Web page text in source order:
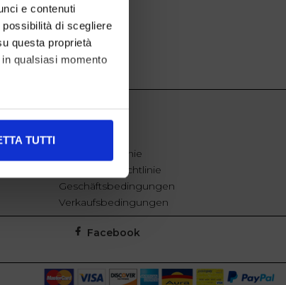
e contenuti
di scegliere
questa proprietà
qualsiasi momento
(impronte
. Puoi
e per analizzare il
che si occupano
ha fornito loro o
TUTTI
Cookie-Richtlinie
Datenschutzrichtlinie
Geschäftsbedingungen
Verkaufsbedingungen
Facebook